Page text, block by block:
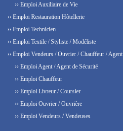
›› Emploi Auxiliaire de Vie
›› Emploi Restauration Hôtellerie
›› Emploi Technicien
›› Emploi Textile / Styliste / Modéliste
›› Emploi Vendeurs / Ouvrier / Chauffeur / Agent
›› Emploi Agent / Agent de Sécurité
›› Emploi Chauffeur
›› Emploi Livreur / Coursier
›› Emploi Ouvrier / Ouvrière
›› Emploi Vendeurs / Vendeuses